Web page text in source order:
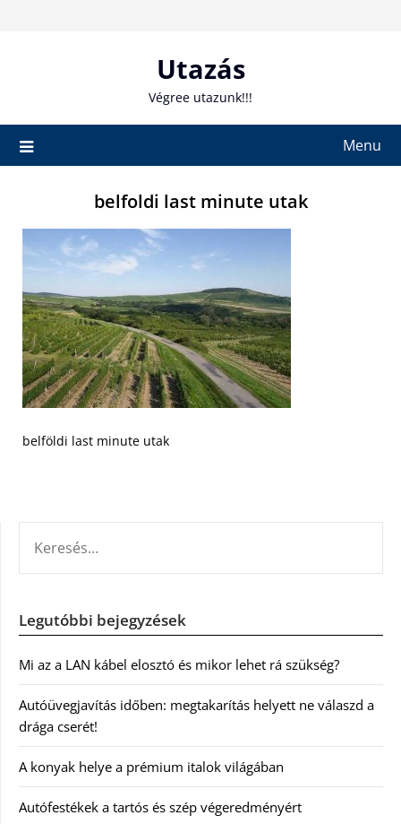
Utazás
Végree utazunk!!!
Menu
belfoldi last minute utak
belföldi last minute utak
Legutóbbi bejegyzések
Mi az a LAN kábel elosztó és mikor lehet rá szükség?
Autóüvegjavítás időben: megtakarítás helyett ne válaszd a
drága cserét!
A konyak helye a prémium italok világában
Autófestékek a tartós és szép végeredményért